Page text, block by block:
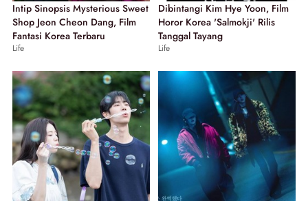
Intip Sinopsis Mysterious Sweet
Shop Jeon Cheon Dang, Film
Fantasi Korea Terbaru
Life
Dibintangi Kim Hye Yoon, Film
Horor Korea 'Salmokji' Rilis
Tanggal Tayang
Life